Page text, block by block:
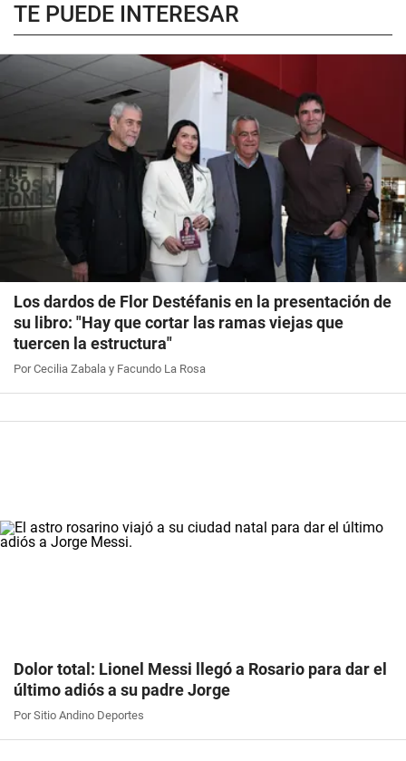
TE PUEDE INTERESAR
Los dardos de Flor Destéfanis en la presentación de
su libro: "Hay que cortar las ramas viejas que
tuercen la estructura"
Por Cecilia Zabala y Facundo La Rosa
Dolor total: Lionel Messi llegó a Rosario para dar el
último adiós a su padre Jorge
Por Sitio Andino Deportes